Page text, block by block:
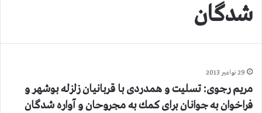
شدگان
29 نوامبر 2013
مریم رجوی: تسلیت و همدردی با قربانیان زلزله بوشهر و
فراخوان به جوانان برای كمك به مجروحان و آواره شدگان